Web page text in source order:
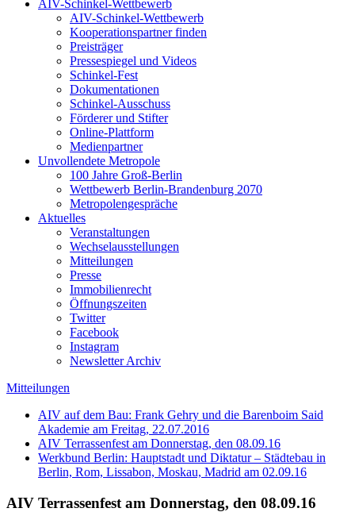
AIV-Schinkel-Wettbewerb
AIV-Schinkel-Wettbewerb
Kooperationspartner finden
Preisträger
Pressespiegel und Videos
Schinkel-Fest
Dokumentationen
Schinkel-Ausschuss
Förderer und Stifter
Online-Plattform
Medienpartner
Unvollendete Metropole
100 Jahre Groß-Berlin
Wettbewerb Berlin-Brandenburg 2070
Metropolengespräche
Aktuelles
Veranstaltungen
Wechselausstellungen
Mitteilungen
Presse
Immobilienrecht
Öffnungszeiten
Twitter
Facebook
Instagram
Newsletter Archiv
Mitteilungen
AIV auf dem Bau: Frank Gehry und die Barenboim Said
Akademie am Freitag, 22.07.2016
AIV Terrassenfest am Donnerstag, den 08.09.16
Werkbund Berlin: Hauptstadt und Diktatur – Städtebau in
Berlin, Rom, Lissabon, Moskau, Madrid am 02.09.16
AIV Terrassenfest am Donnerstag, den 08.09.16